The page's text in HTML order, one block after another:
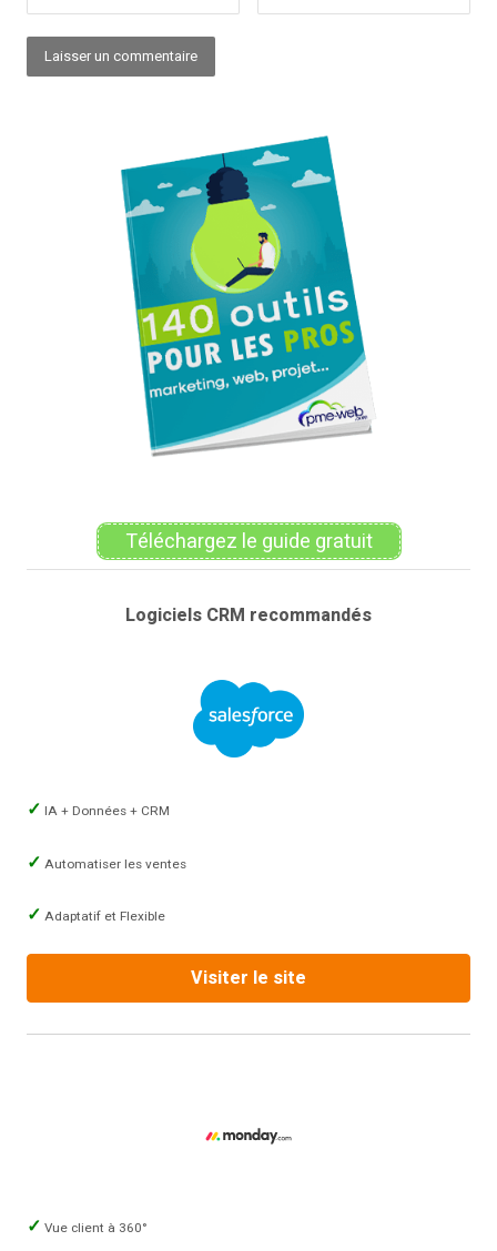
Téléchargez le guide gratuit
Logiciels CRM recommandés
IA + Données + CRM
Automatiser les ventes
Adaptatif et Flexible
Visiter le site
Vue client à 360°